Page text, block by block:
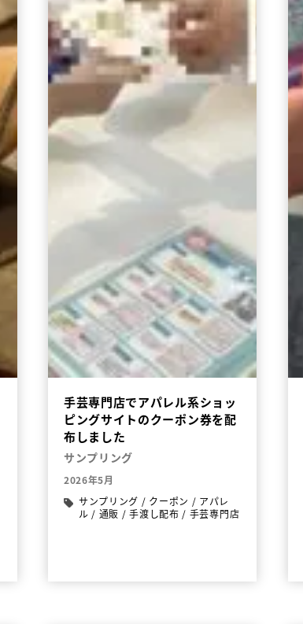
手芸専門店でアパレル系ショッ
ピングサイトのクーポン券を配
布しました
サンプリング
2026年5月
サンプリング / クーポン / アパレ
ル / 通販 /手渡し配布 / 手芸専門店